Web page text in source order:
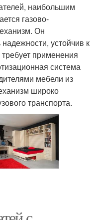
наибольшим
газово-
Он
устойчив к
применения
система
мебели из
широко
транспорта.